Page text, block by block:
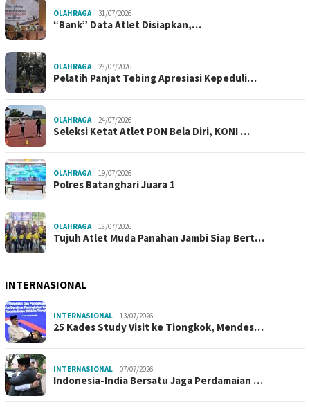
OLAHRAGA 31/07/2026
“Bank” Data Atlet Disiapkan,…
OLAHRAGA 28/07/2026
Pelatih Panjat Tebing Apresiasi Kepeduli…
OLAHRAGA 24/07/2026
Seleksi Ketat Atlet PON Bela Diri, KONI …
OLAHRAGA 19/07/2026
Polres Batanghari Juara 1
OLAHRAGA 18/07/2026
Tujuh Atlet Muda Panahan Jambi Siap Bert…
INTERNASIONAL
INTERNASIONAL 13/07/2026
25 Kades Study Visit ke Tiongkok, Mendes…
INTERNASIONAL 07/07/2026
Indonesia-India Bersatu Jaga Perdamaian …